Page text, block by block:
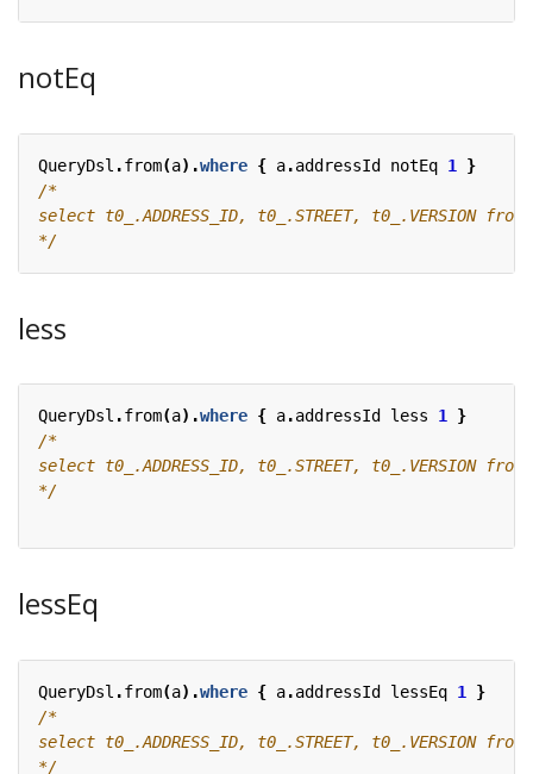
notEq
QueryDsl .from(a).where { a.addressId notEq 1
}
*/
less
QueryDsl .from(a).where { a.addressId less 1
}
*/
lessEq
QueryDsl .from(a).where { a.addressId lessEq 1
}
*/